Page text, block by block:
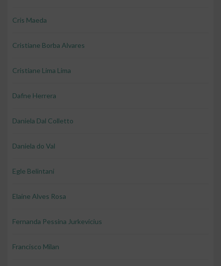
Cris Maeda
Cristiane Borba Alvares
Cristiane Lima Lima
Dafne Herrera
Daniela Dal Colletto
Daniela do Val
Egle Belintani
Elaine Alves Rosa
Fernanda Pessina Jurkevicius
Francisco Milan